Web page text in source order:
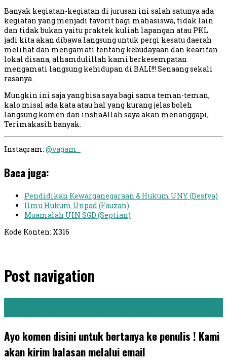
Banyak kegiatan-kegiatan di jurusan ini salah satunya ada
kegiatan yang menjadi favorit bagi mahasiswa, tidak lain
dan tidak bukan yaitu praktek kuliah lapangan atau PKL
jadi kita akan dibawa langsung untuk pergi kesatu daerah
melihat dan mengamati tentang kebudayaan dan kearifan
lokal disana, alhamdulillah kami berkesempatan
mengamati langsung kehidupan di BALI!!! Senaang sekali
rasanya.
Mungkin ini saja yang bisa saya bagi sama teman-teman,
kalo misal ada kata atau hal yang kurang jelas boleh
langsung komen dan inshaAllah saya akan menanggapi,
Terimakasih banyak.
Instagram: @vagam_
Baca juga:
Pendidikan Kewarganegaraan & Hukum UNY (Destya)
Ilmu Hukum Unpad (Fauzan)
Muamalah UIN SGD (Septian)
Kode Konten: X316
Post navigation
Ayo komen disini untuk bertanya ke penulis ! Kami
akan kirim balasan melalui email